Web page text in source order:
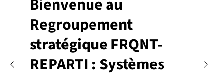
Bienvenue au
Regroupement
stratégique FRQNT-
REPARTI : Systèmes